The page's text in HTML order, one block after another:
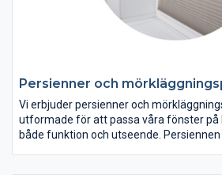
Persienner och
Vi erbjuder persienner och
utformade för att passa våra fönster på
både funktion och utseende. Persiennen